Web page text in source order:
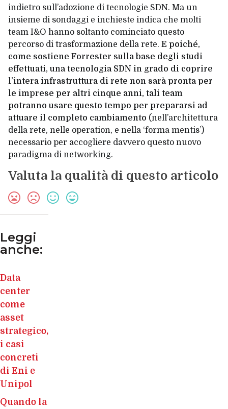
indietro sull’adozione di tecnologie SDN. Ma un
insieme di sondaggi e inchieste indica che molti
team I&O hanno soltanto cominciato questo
percorso di trasformazione della rete. E poiché,
come sostiene Forrester sulla base degli studi
effettuati, una tecnologia SDN in grado di coprire
l’intera infrastruttura di rete non sarà pronta per
le imprese per altri cinque anni, tali team
potranno usare questo tempo per prepararsi ad
attuare il completo cambiamento (nell’architettura
della rete, nelle operation, e nella ‘forma mentis’)
necessario per accogliere davvero questo nuovo
paradigma di networking.
Valuta la qualità di questo articolo
Leggi
anche:
Data
center
come
asset
strategico,
i casi
concreti
di Eni e
Unipol
Quando la